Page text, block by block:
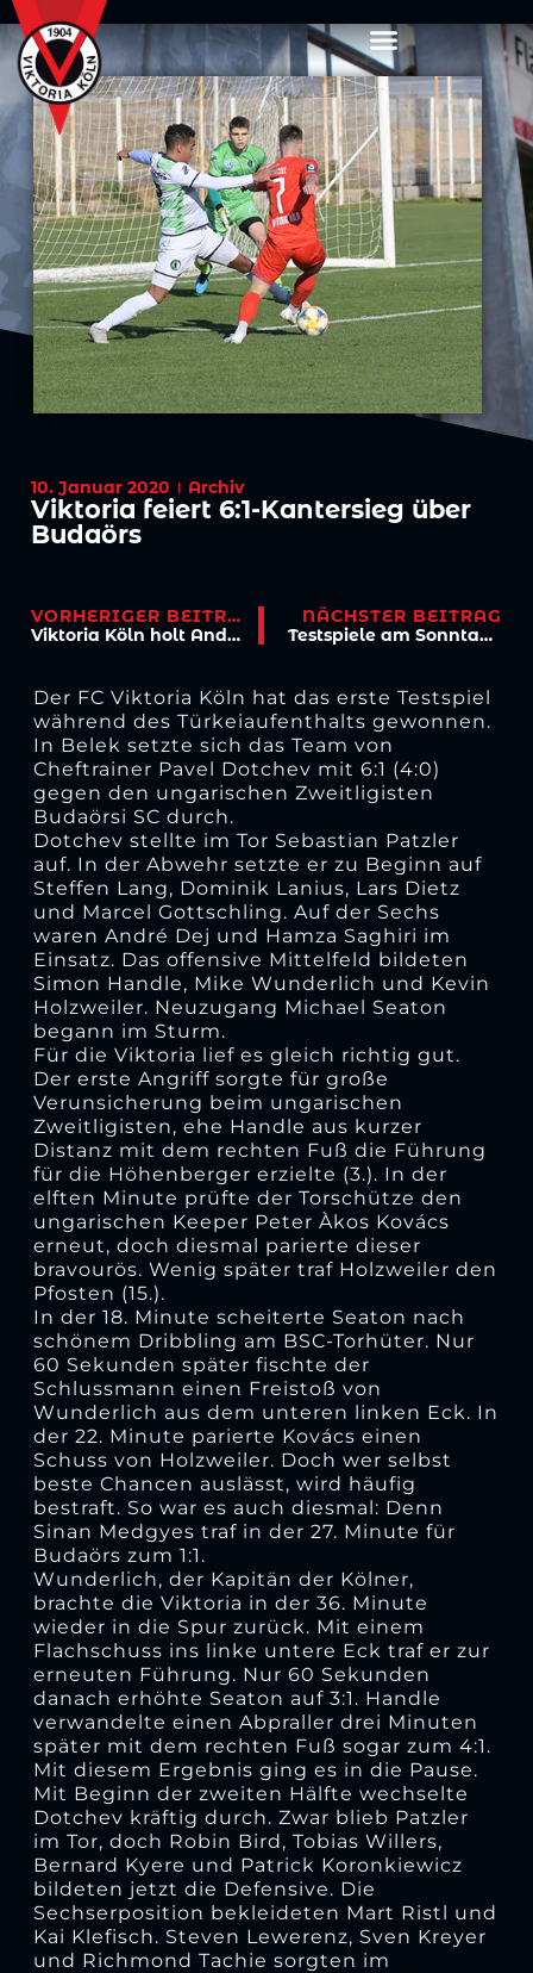
10. Januar 2020 Archiv
Viktoria feiert 6:1-Kantersieg über
Budaörs
VORHERIGER BEITRAG
Viktoria Köln holt André Weis
NÄCHSTER BEITRAG
Testspiele am Sonntag und Montag
Der FC Viktoria Köln hat das erste Testspiel
während des Türkeiaufenthalts gewonnen.
In Belek setzte sich das Team von
Cheftrainer Pavel Dotchev mit 6:1 (4:0)
gegen den ungarischen Zweitligisten
Budaörsi SC durch.
Dotchev stellte im Tor Sebastian Patzler
auf. In der Abwehr setzte er zu Beginn auf
Steffen Lang, Dominik Lanius, Lars Dietz
und Marcel Gottschling. Auf der Sechs
waren André Dej und Hamza Saghiri im
Einsatz. Das offensive Mittelfeld bildeten
Simon Handle, Mike Wunderlich und Kevin
Holzweiler. Neuzugang Michael Seaton
begann im Sturm.
Für die Viktoria lief es gleich richtig gut.
Der erste Angriff sorgte für große
Verunsicherung beim ungarischen
Zweitligisten, ehe Handle aus kurzer
Distanz mit dem rechten Fuß die Führung
für die Höhenberger erzielte (3.). In der
elften Minute prüfte der Torschütze den
ungarischen Keeper Peter Àkos Kovács
erneut, doch diesmal parierte dieser
bravourös. Wenig später traf Holzweiler den
Pfosten (15.).
In der 18. Minute scheiterte Seaton nach
schönem Dribbling am BSC-Torhüter. Nur
60 Sekunden später fischte der
Schlussmann einen Freistoß von
Wunderlich aus dem unteren linken Eck. In
der 22. Minute parierte Kovács einen
Schuss von Holzweiler. Doch wer selbst
beste Chancen auslässt, wird häufig
bestraft. So war es auch diesmal: Denn
Sinan Medgyes traf in der 27. Minute für
Budaörs zum 1:1.
Wunderlich, der Kapitän der Kölner,
brachte die Viktoria in der 36. Minute
wieder in die Spur zurück. Mit einem
Flachschuss ins linke untere Eck traf er zur
erneuten Führung. Nur 60 Sekunden
danach erhöhte Seaton auf 3:1. Handle
verwandelte einen Abpraller drei Minuten
später mit dem rechten Fuß sogar zum 4:1.
Mit diesem Ergebnis ging es in die Pause.
Mit Beginn der zweiten Hälfte wechselte
Dotchev kräftig durch. Zwar blieb Patzler
im Tor, doch Robin Bird, Tobias Willers,
Bernard Kyere und Patrick Koronkiewicz
bildeten jetzt die Defensive. Die
Sechserposition bekleideten Mart Ristl und
Kai Klefisch. Steven Lewerenz, Sven Kreyer
und Richmond Tachie sorgten im